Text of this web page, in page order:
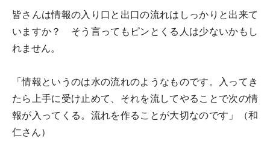
皆さんは情報の入り口と出口の流れはしっかりと出来て
いますか？ そう言ってもピンとくる人は少ないかもし
れません。
「情報というのは水の流れのようなものです。入ってき
たら上手に受け止めて、それを流してやることで次の情
報が入ってくる。流れを作ることが大切なのです」（和
仁さん）